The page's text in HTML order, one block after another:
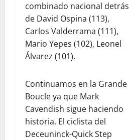
combinado nacional detrás
de David Ospina (113),
Carlos Valderrama (111),
Mario Yepes (102), Leonel
Álvarez (101).
Continuamos en la Grande
Boucle ya que Mark
Cavendish sigue haciendo
historia. El ciclista del
Deceuninck-Quick Step